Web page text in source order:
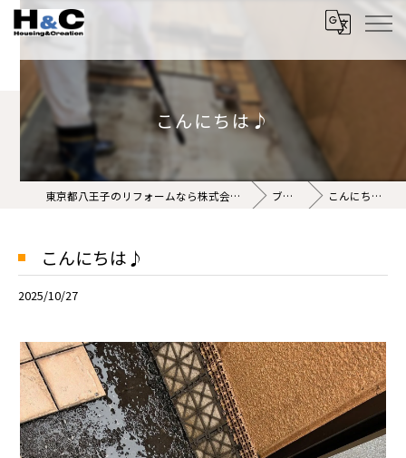
こんにちは♪
東京都八王子のリフォームなら株式会社H&C ブログ こんにちは♪
こんにちは♪
2025/10/27